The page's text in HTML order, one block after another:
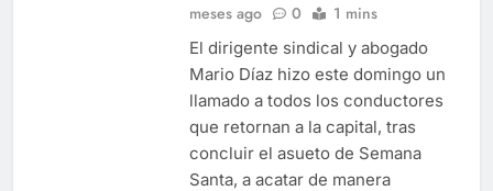
meses ago
0 1 mins
El dirigente sindical y abogado
Mario Díaz hizo este domingo un
llamado a todos los conductores
que retornan a la capital, tras
concluir el asueto de Semana
Santa, a acatar de manera